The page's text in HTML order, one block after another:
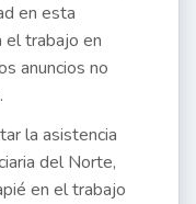
en esta
el trabajo en
anuncios no
la asistencia
del Norte,
en el trabajo